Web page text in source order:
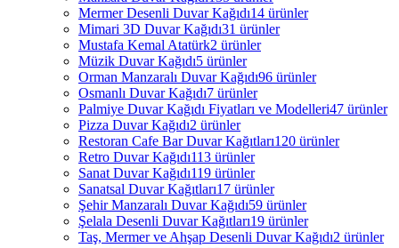
Mermer Desenli Duvar Kağıdı14 ürünler
Mimari 3D Duvar Kağıdı31 ürünler
Mustafa Kemal Atatürk2 ürünler
Müzik Duvar Kağıdı5 ürünler
Orman Manzaralı Duvar Kağıdı96 ürünler
Osmanlı Duvar Kağıdı7 ürünler
Palmiye Duvar Kağıdı Fiyatları ve Modelleri47 ürünler
Pizza Duvar Kağıdı2 ürünler
Restoran Cafe Bar Duvar Kağıtları120 ürünler
Retro Duvar Kağıdı113 ürünler
Sanat Duvar Kağıdı119 ürünler
Sanatsal Duvar Kağıtları17 ürünler
Şehir Manzaralı Duvar Kağıdı59 ürünler
Şelala Desenli Duvar Kağıtları19 ürünler
Taş, Mermer ve Ahşap Desenli Duvar Kağıdı2 ürünler